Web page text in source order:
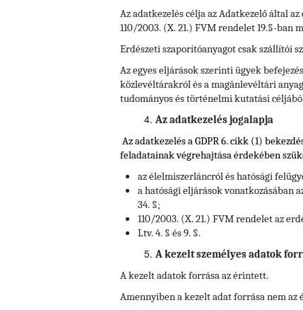
Az adatkezelés célja az Adatkezelő által
110/2003. (X. 21.) FVM rendelet 19.§-ban
Erdészeti szaporítóanyagot csak szállítói
Az egyes eljárások szerinti ügyek
közlevéltárakról és a magánlevéltári
tudományos és történelmi kutatási
Az adatkezelés jogalapja
Az adatkezelés a GDPR 6. cikk (1)
feladatainak végrehajtása érdekében
az élelmiszerláncról és hatósági
a hatósági eljárások vonatkozásában
34. §;
110/2003. (X. 21.) FVM rendelet az
Ltv. 4. § és 9. §.
A kezelt személyes adatok
A kezelt adatok forrása az érintett.
Amennyiben a kezelt adat forrása nem az